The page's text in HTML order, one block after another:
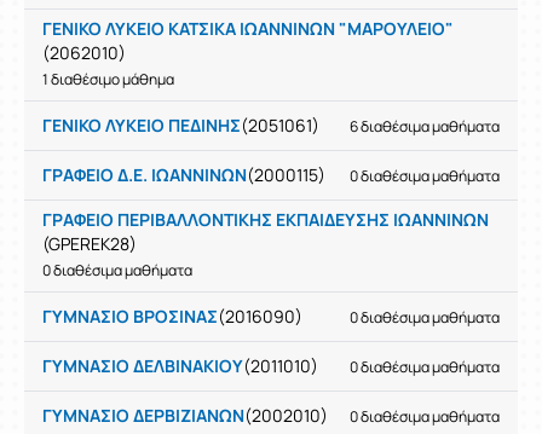
ΓΕΝΙΚΟ ΛΥΚΕΙΟ ΚΑΤΣΙΚΑ ΙΩΑΝΝΙΝΩΝ "ΜΑΡΟΥΛΕΙΟ"
(2062010)
1 διαθέσιμο μάθημα
ΓΕΝΙΚΟ ΛΥΚΕΙΟ ΠΕΔΙΝΗΣ(2051061) 6 διαθέσιμα μαθήματα
ΓΡΑΦΕΙΟ Δ.Ε. ΙΩΑΝΝΙΝΩΝ(2000115) 0 διαθέσιμα μαθήματα
ΓΡΑΦΕΙΟ ΠΕΡΙΒΑΛΛΟΝΤΙΚΗΣ ΕΚΠΑΙΔΕΥΣΗΣ ΙΩΑΝΝΙΝΩΝ
(GPEREK28)
0 διαθέσιμα μαθήματα
ΓΥΜΝΑΣΙΟ ΒΡΟΣΙΝΑΣ(2016090) 0 διαθέσιμα μαθήματα
ΓΥΜΝΑΣΙΟ ΔΕΛΒΙΝΑΚΙΟΥ(2011010) 0 διαθέσιμα μαθήματα
ΓΥΜΝΑΣΙΟ ΔΕΡΒΙΖΙΑΝΩΝ(2002010) 0 διαθέσιμα μαθήματα